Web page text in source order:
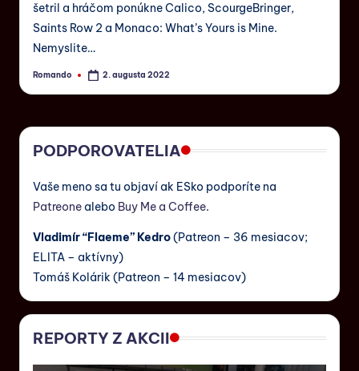
šetril a hráčom ponúkne Calico, ScourgeBringer,
Saints Row 2 a Monaco: What’s Yours is Mine.
Nemyslite…
Romando 2. augusta 2022
PODPOROVATELIA
Vaše meno sa tu objaví ak ESko podporíte na
Patreone alebo Buy Me a Coffee.
Vladimír “Flaeme” Kedro(Patreon – 36 mesiacov;
ELITA – aktívny)
Tomáš Kolárik (Patreon – 14 mesiacov)
REPORTY Z AKCII